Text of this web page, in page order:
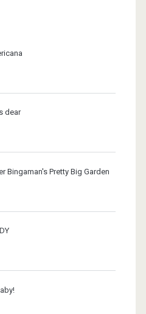
dear
Bingaman's Pretty Big Garden